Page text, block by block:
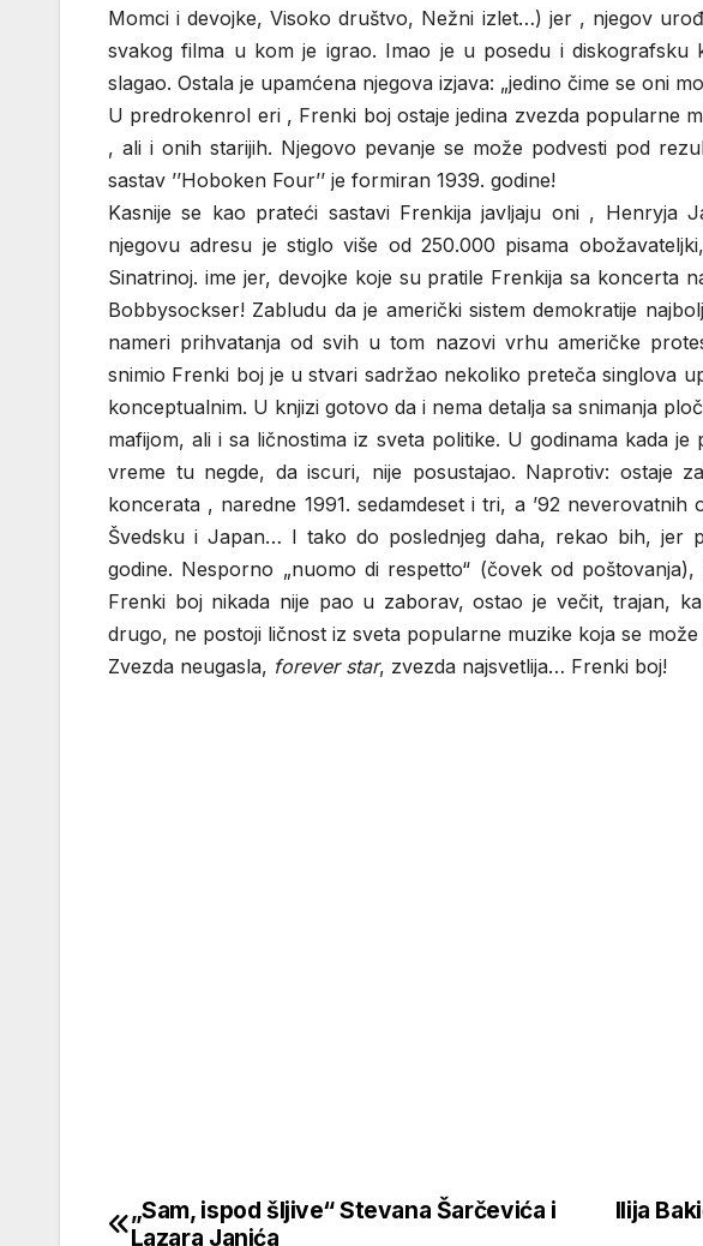
Momci i devojke, Visoko društvo, Nežni izlet…) jer , njegov
svakog filma u kom je igrao. Imao je u posedu i diskografsku
slagao. Ostala je upamćena njegova izjava: „jedino čime se oni
U predrokenrol eri , Frenki boj ostaje jedina zvezda popularne
, ali i onih starijih. Njegovo pevanje se može podvesti pod
sastav ’’Hoboken Four’’ je formiran 1939. godine!
Kasnije se kao prateći sastavi Frenkija javljaju oni , Henryja
njegovu adresu je stiglo više od 250.000 pisama
Sinatrinoj. ime jer, devojke koje su pratile Frenkija sa koncerta
Bobbysockser! Zabludu da je američki sistem demokratije
nameri prihvatanja od svih u tom nazovi vrhu američke
snimio Frenki boj je u stvari sadržao nekoliko preteča singlova
konceptualnim. U knjizi gotovo da i nema detalja sa snimanja
mafijom, ali i sa ličnostima iz sveta politike. U godinama kada
vreme tu negde, da iscuri, nije posustajao. Naprotiv: ostaje
koncerata , naredne 1991. sedamdeset i tri, a ’92
Švedsku i Japan… I tako do poslednjeg daha, rekao bih, jer
godine. Nesporno „nuomo di respetto“ (čovek od
Frenki boj nikada nije pao u zaborav, ostao je večit, trajan,
drugo, ne postoji ličnost iz sveta popularne muzike koja se
Zvezda neugasla, forever star, zvezda najsvetlija… Frenki boj!
Кретање
Ilija
„Sam, ispod šljive“ Stevana Šarčevića i
Lazara Janića